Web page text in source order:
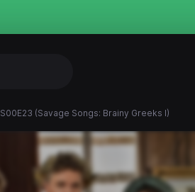
S00E23 (Savage Songs: Brainy Greeks I)